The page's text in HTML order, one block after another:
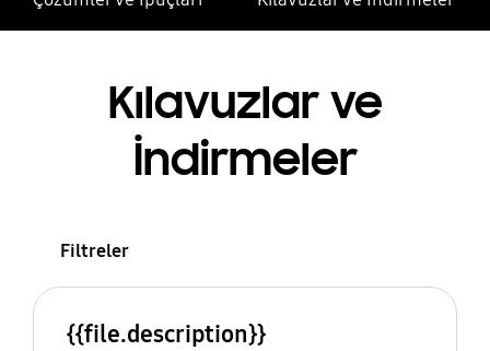
Kılavuzlar ve
İndirmeler
Filtreler
{{file.description}}